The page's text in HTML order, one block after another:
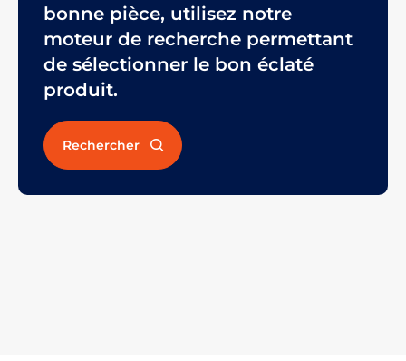
bonne pièce, utilisez notre
moteur de recherche permettant
de sélectionner le bon éclaté
produit.
Rechercher